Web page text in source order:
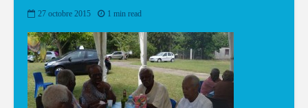
27 octobre 2015 1 min read